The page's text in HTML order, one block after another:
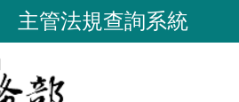
主管法規查詢系統